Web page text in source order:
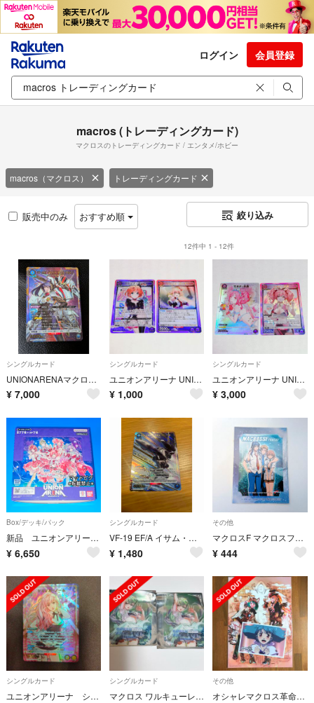
ログイン 会員登録
macros (トレーディングカード)
マクロスのトレーディングカード / エンタメ/ホビー
macros（マクロス） トレーディングカード
販売中のみ おすすめ順 絞り込み
12件中 1 - 12件
シングルカード
UNIONARENAマクロスカード早乙女アルトSR★
¥ 7,000
シングルカード
ユニオンアリーナ UNION ARENA ブースターパック「マクロス」シリーズ Vol.2 マクロスΔ フレイア・ヴィオン SR
¥ 1,000
シングルカード
ユニオンアリーナ UNION ARENA ブースターパック「マクロス」シリーズ Vol.2 マクロスΔ マキナ・中島 C★ SR
¥ 3,000
Box/デッキ/パック
新品 ユニオンアリーナ マクロスシリーズ Vol.2 1BOX テープカット済 最終在庫
¥ 6,650
シングルカード
VF-19 EF/A イサム・スペシャルRパラレル ユニオンアリーナ マクロス
¥ 1,480
その他
マクロスF マクロスフロンティア ブロマイドセットA ミハエル・アルト・ルカのみ
¥ 444
シングルカード
ユニオンアリーナ シェリル・ノーム ｒ パラレル マクロス
シングルカード
マクロス ワルキューレ 衣装展 レイナ クリアカード
その他
オシャレマクロス革命 アートカード♡オマケ付き♡新品未使用